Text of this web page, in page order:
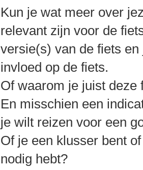
Kun je wat meer over
relevant zijn voor de
versie(s) van de fiets
invloed op de fiets.
Of waarom je juist deze
En misschien een
je wilt reizen voor een
Of je een klusser bent
nodig hebt?